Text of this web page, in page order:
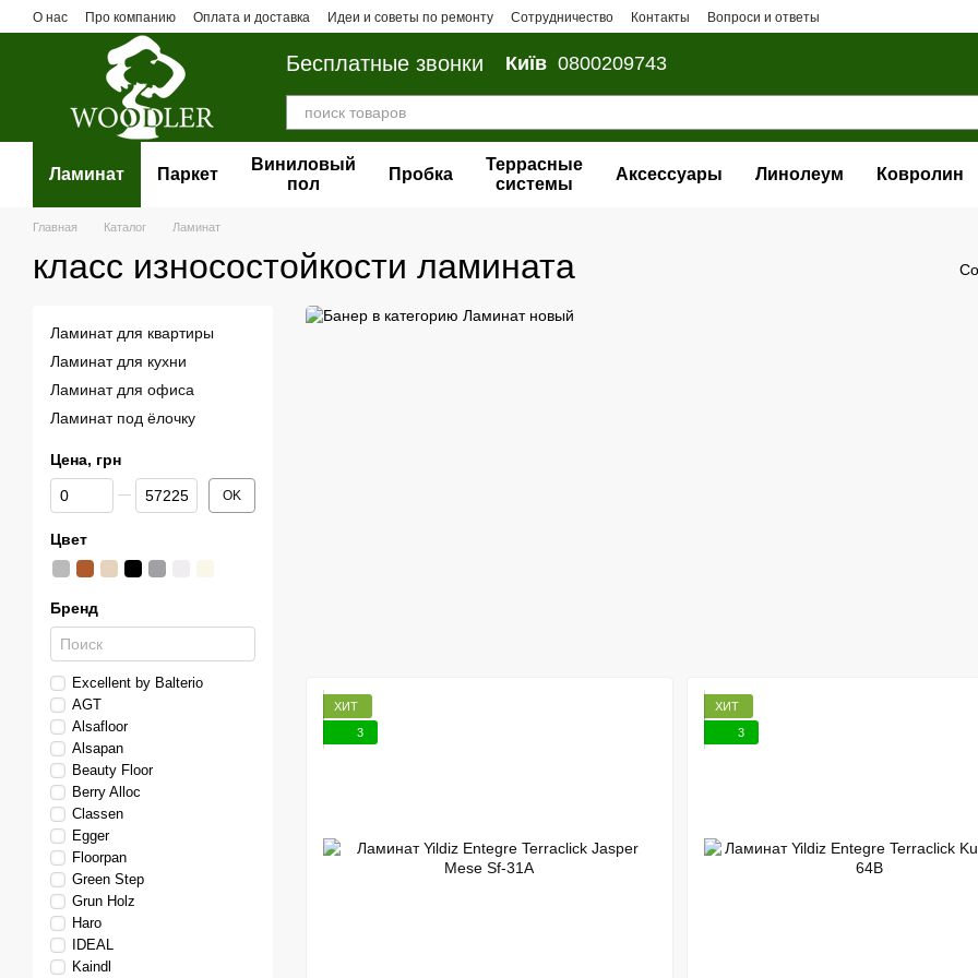
Перейти к основному контенту
О нас Про компанию Оплата и доставка Идеи и советы по ремонту Сотрудничество Контакты Вопроси и ответы
Бесплатные звонки Київ 0800209743
Ламинат Паркет
Виниловый
пол
Пробка
Террасные
системы
Аксессуары Линолеум Ковролин
Главная Каталог Ламинат
класс износостойкости ламината
ХИТ
3
ХИТ
3
Ламинат для квартиры
Ламинат для кухни
Ламинат для офиса
Ламинат под ёлочку
Цена, грн
От Цена, грн
До Цена, грн OK
Цвет
Бренд
Excellent by Balterio
AGT
Alsafloor
Alsapan
Beauty Floor
Berry Alloc
Classen
Egger
Floorpan
Green Step
Grun Holz
Haro
IDEAL
Kaindl